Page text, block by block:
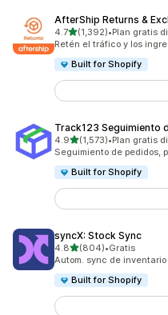
AfterShip Returns &
4.7de 5 estrellas
(1,392)
1392 reseñas en total
•Plan gratis
Retén el tráfico y los
Built for Shopify
Track123 Seguimiento
4.9de 5 estrellas
(1,573)
1573 reseñas en total
•Plan gratis
Seguimiento de pedidos,
Built for Shopify
syncX: Stock Sync
4.8de 5 estrellas
(804)
804 reseñas en total
•Gratis
Autom. sync de
Built for Shopify